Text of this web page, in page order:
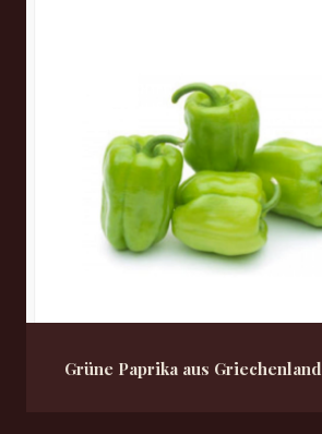
Grüne Paprika aus Griechenland